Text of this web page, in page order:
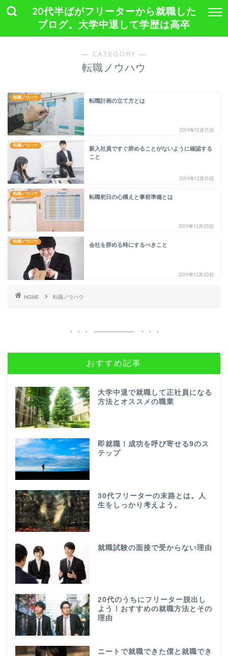
20代半ばがフリーターから就職した
ブログ。大学中退して学歴は高卒
― CATEGORY ―
転職ノウハウ
転職ノウハウ
転職計画の立て方とは
2019年12月21日
転職ノウハウ
新入社員ですぐ辞めることがないように確認する
こと
2019年12月21日
転職ノウハウ
転職初日の心構えと事前準備とは
2019年12月20日
転職ノウハウ
会社を辞める時にするべきこと
2019年12月20日
HOME 転職ノウハウ
おすすめ記事
大学中退で就職して正社員になる
方法とオススメの職業
即就職！成功を呼び寄せる9のス
テップ
30代フリーターの末路とは。人
生をしっかり考えよう。
就職試験の面接で受からない理由
20代のうちにフリーター脱出し
よう！おすすめの就職方法とその
理由
ニートで就職できた僕と就職でき